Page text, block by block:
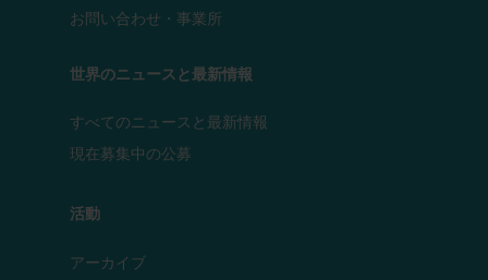
お問い合わせ・事業所
世界のニュースと最新情報
すべてのニュースと最新情報
現在募集中の公募
活動
アーカイブ